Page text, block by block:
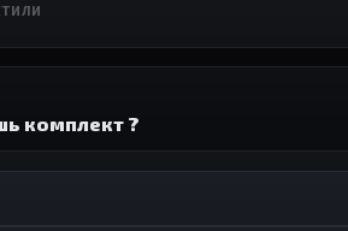
комплект ?